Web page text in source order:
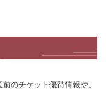
のチケット優待情報や、